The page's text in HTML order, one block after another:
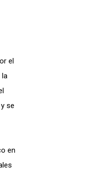
el
la
se
en